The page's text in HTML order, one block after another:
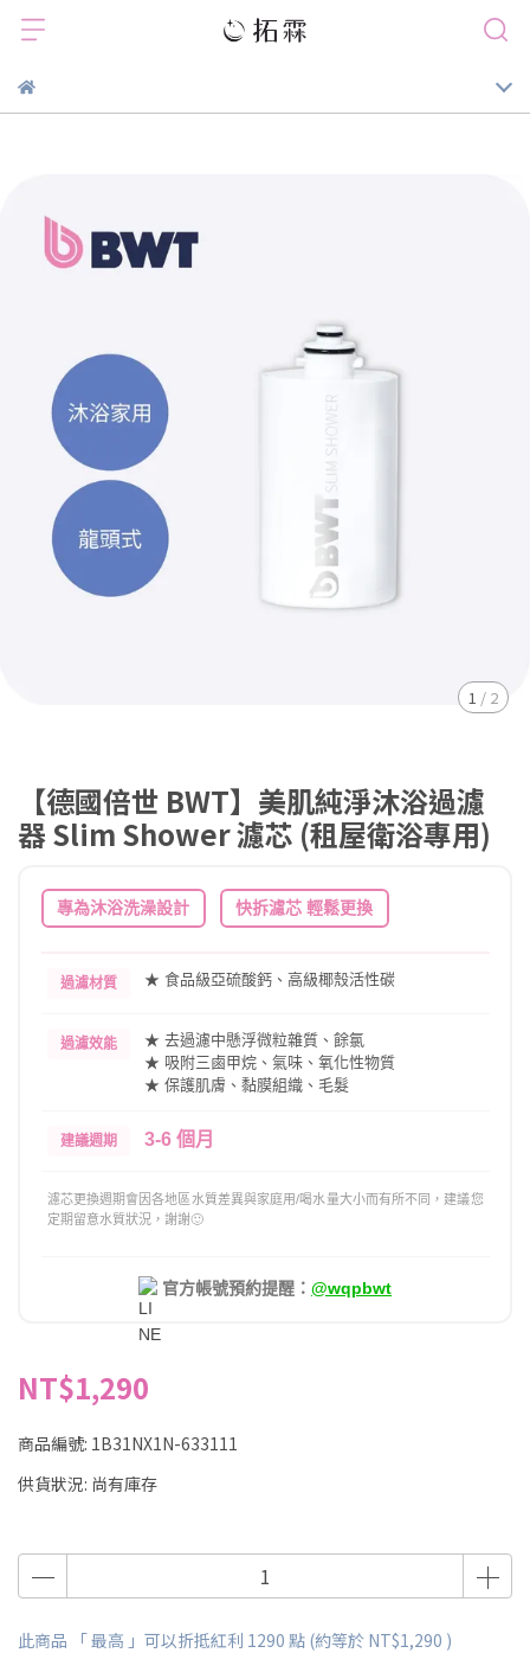
1 / 2
【德國倍世 BWT】美肌純淨沐浴過濾
器 Slim Shower 濾芯 (租屋衛浴專用)
專為沐浴洗澡設計 快拆濾芯 輕鬆更換
過濾材質 ★ 食品級亞硫酸鈣、高級椰殼活性碳
過濾效能
★ 去過濾中懸浮微粒雜質、餘氯
★ 吸附三鹵甲烷、氣味、氧化性物質
★ 保護肌膚、黏膜組織、毛髮
建議週期 3-6 個月
濾芯更換週期會因各地區水質差異與家庭用/喝水量大小而有所不同，建議您
定期留意水質狀況，謝謝🙂
官方帳號預約提醒： @wqpbwt
NT$1,290
商品編號: 1B31NX1N-633111
供貨狀況: 尚有庫存
此商品 「 最高 」可以折抵紅利 1290 點 (約等於 NT$1,290 )